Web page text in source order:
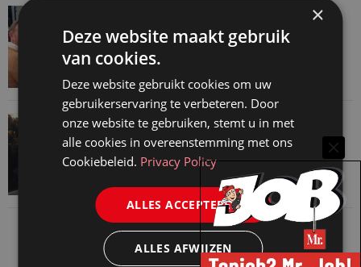
Martin Woodward: waarom geen enkel
advocatenkantoor hetzelfde kan blijven
4 augustus 2026
VAN ONZE KENNISPARTNERS
Waarom standaard carrièrepaden talent
kosten
31 juli 2026
×
Deze website maakt gebruik
van cookies.
Deze website gebruikt cookies om uw
gebruikerservaring te verbeteren. Door
onze website te gebruiken, stemt u in met
alle cookies in overeenstemming met ons
Cookiebeleid. Privacy Policy
ALLES ACCEPTEREN
ALLES AFWIJZEN